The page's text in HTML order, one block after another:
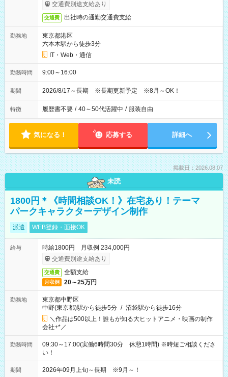
交通費別途支給あり
交通費 出社時の通勤交通費支給
勤務地
東京都港区
六本木駅から徒歩3分
IT・Web・通信
勤務時間 9:00～16:00
期間 2026/8/17～長期 ※長期更新予定 ※8月～OK！
特徴 履歴書不要 / 40～50代活躍中 / 服装自由
気になる！ 応募する 詳細へ
掲載日：2026.08.07
未読
1800円＊《時間相談OK！》在宅あり！テーマ
パークキャラクターデザイン制作
派遣 WEB登録・面接OK
給与
時給1800円 月収例 234,000円
交通費別途支給あり
交通費 全額支給
月収例 20～25万円
勤務地
東京都中野区
中野(東京都)駅から徒歩5分 / 沼袋駅から徒歩16分
＼作品は500以上！誰もが知る大ヒットアニメ・映画の制作
会社+*／
勤務時間
09:30～17:00(実働6時間30分 休憩1時間) ※時短ご相談くださ
い！
期間 2026年09月上旬～長期 ※9月～！